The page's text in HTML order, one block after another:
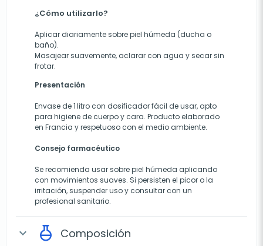
¿Cómo utilizarlo?
Aplicar diariamente sobre piel húmeda (ducha o
baño).
Masajear suavemente, aclarar con agua y secar sin
frotar.
Presentación
Envase de 1 litro con dosificador fácil de usar, apto
para higiene de cuerpo y cara. Producto elaborado
en Francia y respetuoso con el medio ambiente.
Consejo farmacéutico
Se recomienda usar sobre piel húmeda aplicando
con movimientos suaves. Si persisten el picor o la
irritación, suspender uso y consultar con un
profesional sanitario.
expand_more Composición